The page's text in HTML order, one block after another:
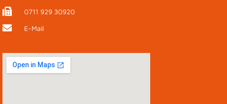
0711 929 30920
E-Mail